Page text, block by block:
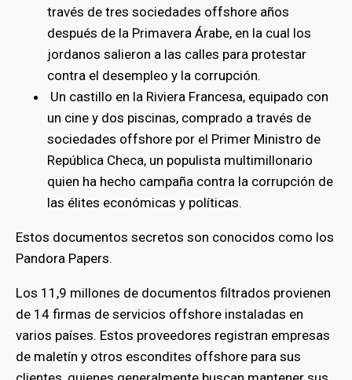
través de tres sociedades offshore años
después de la Primavera Árabe, en la cual los
jordanos salieron a las calles para protestar
contra el desempleo y la corrupción.
Un castillo en la Riviera Francesa, equipado con
un cine y dos piscinas, comprado a través de
sociedades offshore por el Primer Ministro de
República Checa, un populista multimillonario
quien ha hecho campaña contra la corrupción de
las élites económicas y políticas.
Estos documentos secretos son conocidos como los
Pandora Papers.
Los 11,9 millones de documentos filtrados provienen
de 14 firmas de servicios offshore instaladas en
varios países. Estos proveedores registran empresas
de maletín y otros escondites offshore para sus